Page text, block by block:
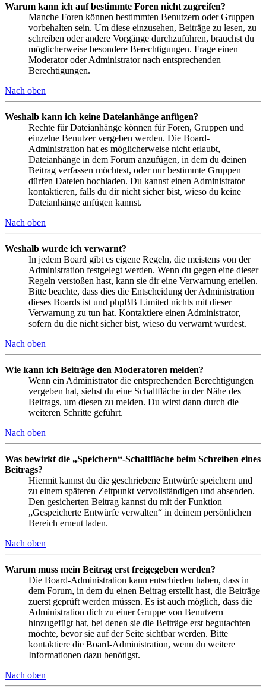
Warum kann ich auf bestimmte Foren nicht zugreifen?
Manche Foren können bestimmten Benutzern oder Gruppen
vorbehalten sein. Um diese einzusehen, Beiträge zu lesen, zu
schreiben oder andere Vorgänge durchzuführen, brauchst du
möglicherweise besondere Berechtigungen. Frage einen
Moderator oder Administrator nach entsprechenden
Berechtigungen.
Nach oben
Weshalb kann ich keine Dateianhänge anfügen?
Rechte für Dateianhänge können für Foren, Gruppen und
einzelne Benutzer vergeben werden. Die Board-
Administration hat es möglicherweise nicht erlaubt,
Dateianhänge in dem Forum anzufügen, in dem du deinen
Beitrag verfassen möchtest, oder nur bestimmte Gruppen
dürfen Dateien hochladen. Du kannst einen Administrator
kontaktieren, falls du dir nicht sicher bist, wieso du keine
Dateianhänge anfügen kannst.
Nach oben
Weshalb wurde ich verwarnt?
In jedem Board gibt es eigene Regeln, die meistens von der
Administration festgelegt werden. Wenn du gegen eine dieser
Regeln verstoßen hast, kann sie dir eine Verwarnung erteilen.
Bitte beachte, dass dies die Entscheidung der Administration
dieses Boards ist und phpBB Limited nichts mit dieser
Verwarnung zu tun hat. Kontaktiere einen Administrator,
sofern du die nicht sicher bist, wieso du verwarnt wurdest.
Nach oben
Wie kann ich Beiträge den Moderatoren melden?
Wenn ein Administrator die entsprechenden Berechtigungen
vergeben hat, siehst du eine Schaltfläche in der Nähe des
Beitrags, um diesen zu melden. Du wirst dann durch die
weiteren Schritte geführt.
Nach oben
Was bewirkt die „Speichern“-Schaltfläche beim Schreiben eines
Beitrags?
Hiermit kannst du die geschriebene Entwürfe speichern und
zu einem späteren Zeitpunkt vervollständigen und absenden.
Den gesicherten Beitrag kannst du mit der Funktion
„Gespeicherte Entwürfe verwalten“ in deinem persönlichen
Bereich erneut laden.
Nach oben
Warum muss mein Beitrag erst freigegeben werden?
Die Board-Administration kann entschieden haben, dass in
dem Forum, in dem du einen Beitrag erstellt hast, die Beiträge
zuerst geprüft werden müssen. Es ist auch möglich, dass die
Administration dich zu einer Gruppe von Benutzern
hinzugefügt hat, bei denen sie die Beiträge erst begutachten
möchte, bevor sie auf der Seite sichtbar werden. Bitte
kontaktiere die Board-Administration, wenn du weitere
Informationen dazu benötigst.
Nach oben